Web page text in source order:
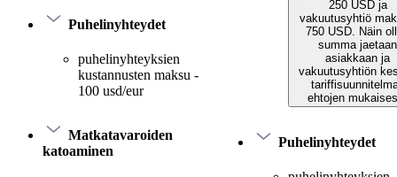
Puhelinyhteydet
puhelinyhteyksien
kustannusten maksu -
100 usd/eur
Matkatavaroiden
katoaminen
250 USD ja
vakuutusyhtiö
750 USD. Näin
summa jaetaan
asiakkaan ja
vakuutusyhtiön
ehtojen
Puhelinyhteydet